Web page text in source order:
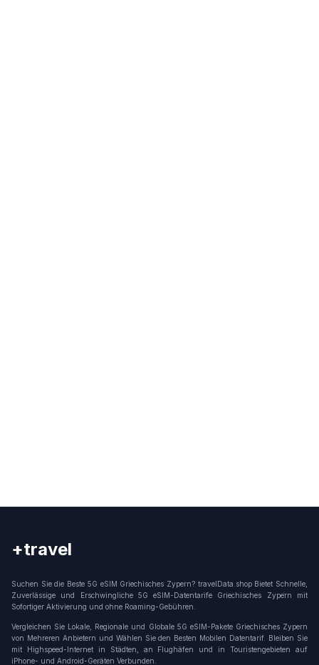
+travel
Suchen Sie die Beste 5G eSIM Griechisches Zypern? travelData.shop Bietet Schnelle,
Zuverlässige und Erschwingliche 5G eSIM-Datentarife Griechisches Zypern mit
Sofortiger Aktivierung und ohne Roaming-Gebühren.
Vergleichen Sie Lokale, Regionale und Globale 5G eSIM-Pakete Griechisches Zypern
von Mehreren Anbietern und Wählen Sie den Besten Mobilen Datentarif. Bleiben Sie
mit Highspeed-Internet in Städten, an Flughäfen und in Touristengebieten auf
iPhone- und Android-Geräten Verbunden.